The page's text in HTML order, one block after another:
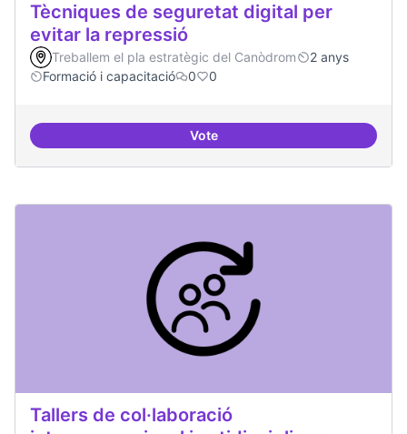
Tècniques de seguretat digital per
evitar la repressió
Treballem el pla estratègic del Canòdrom
2 anys
Formació i capacitació
0 0
VoteTècniques de seguretat digital
Tallers de col·laboració